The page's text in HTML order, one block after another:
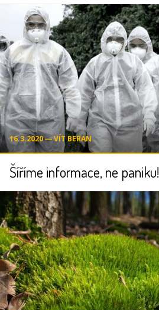
16.3.2020 ― VÍT BERAN
Šíříme informace, ne paniku!